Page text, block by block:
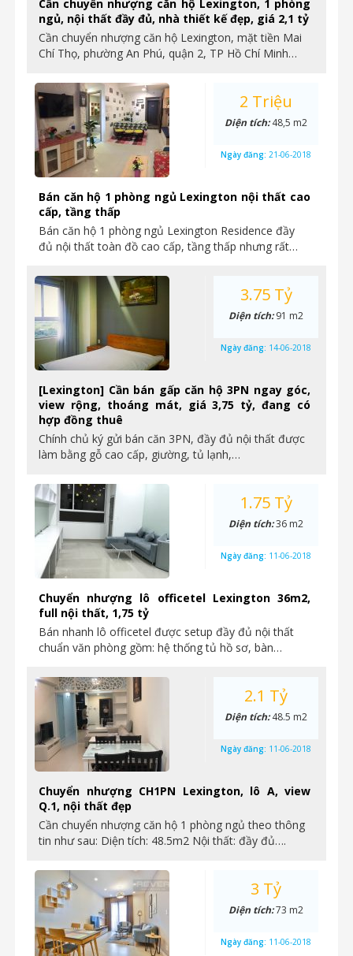
Cần chuyển nhượng căn hộ Lexington, 1 phòng
ngủ, nội thất đầy đủ, nhà thiết kế đẹp, giá 2,1 tỷ
Cần chuyển nhượng căn hộ Lexington, mặt tiền Mai
Chí Thọ, phường An Phú, quận 2, TP Hồ Chí Minh…
Bán căn hộ 1 phòng ngủ Lexington nội thất cao
cấp, tầng thấp
Bán căn hộ 1 phòng ngủ Lexington Residence đầy
đủ nội thất toàn đồ cao cấp, tầng thấp nhưng rất…
2 Triệu
Diện tích:48,5 m2
Ngày đăng: 21-06-2018
[Lexington] Cần bán gấp căn hộ 3PN ngay góc,
view rộng, thoáng mát, giá 3,75 tỷ, đang có
hợp đồng thuê
Chính chủ ký gửi bán căn 3PN, đầy đủ nội thất được
làm bằng gỗ cao cấp, giường, tủ lạnh,…
3.75 Tỷ
Diện tích:91 m2
Ngày đăng: 14-06-2018
Chuyển nhượng lô officetel Lexington 36m2,
full nội thất, 1,75 tỷ
Bán nhanh lô officetel được setup đầy đủ nội thất
chuẩn văn phòng gồm: hệ thống tủ hồ sơ, bàn…
1.75 Tỷ
Diện tích:36 m2
Ngày đăng: 11-06-2018
Chuyển nhượng CH1PN Lexington, lô A, view
Q.1, nội thất đẹp
Cần chuyển nhượng căn hộ 1 phòng ngủ theo thông
tin như sau: Diện tích: 48.5m2 Nội thất: đầy đủ….
2.1 Tỷ
Diện tích:48.5 m2
Ngày đăng: 11-06-2018
3 Tỷ
Diện tích:73 m2
Ngày đăng: 11-06-2018